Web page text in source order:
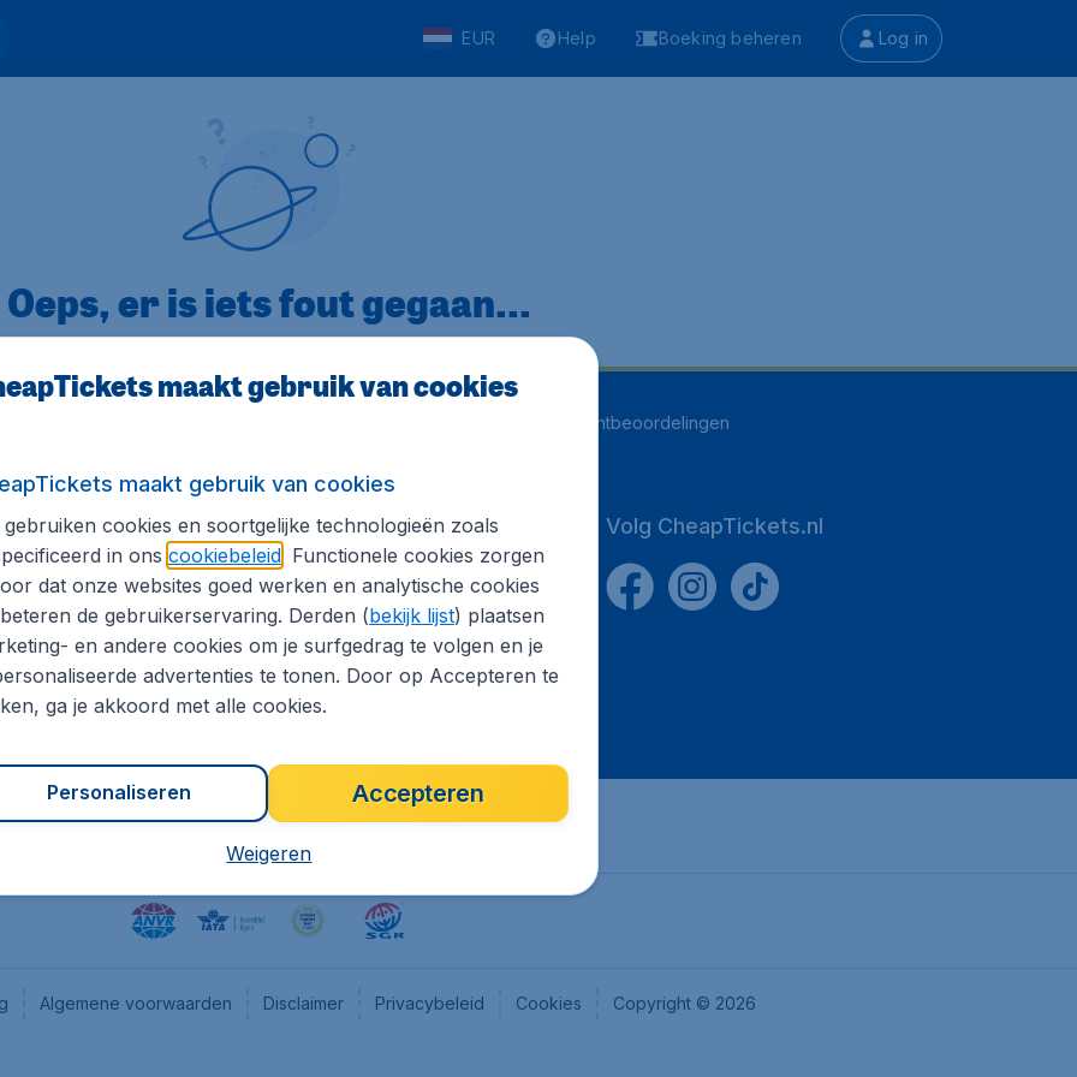
EUR Help Boeking beheren Log in
Oeps, er is iets fout gegaan...
klantbeoordelingen
informatie
pers
Internationale sites
CheapTickets.be
Flugladen.de
CheapTickets.ch
CheapTickets.sg
Volg CheapTickets.nl
Algemene voorwaarden Disclaimer Privacybeleid Cookies Copyright © 2026
maakt gebruik van cookies
maakt gebruik van cookies
gebruiken cookies en soortgelijke technologieën zoals
in ons cookiebeleid. Functionele cookies zorgen
dat onze websites goed werken en analytische cookies
de gebruikerservaring. Derden (bekijk lijst) plaatsen
en andere cookies om je surfgedrag te volgen en je
advertenties te tonen. Door op Accepteren te
ga je akkoord met alle cookies.
Accepteren
Personaliseren
Weigeren